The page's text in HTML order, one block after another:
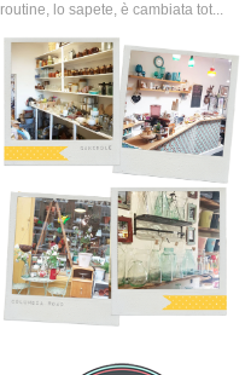
routine, lo sapete, è cambiata tot...